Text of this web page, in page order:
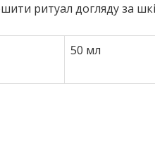
ритуал догляду за
50 мл